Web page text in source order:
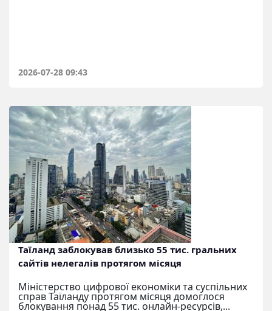
2026-07-28 09:43
Таїланд заблокував близько 55 тис. гральних
сайтів нелегалів протягом місяця
Міністерство цифрової економіки та суспільних
справ Таїланду протягом місяця домоглося
блокування понад 55 тис. онлайн-ресурсів,...